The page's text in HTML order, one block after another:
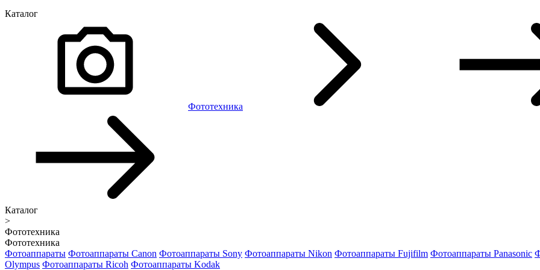
Каталог
Фототехника
Каталог
>
Фототехника
Фототехника
Фотоаппараты Фотоаппараты Canon Фотоаппараты Sony Фотоаппараты Nikon Фотоаппараты Fujifilm Фотоаппараты Panasonic
Olympus Фотоаппараты Ricoh Фотоаппараты Kodak